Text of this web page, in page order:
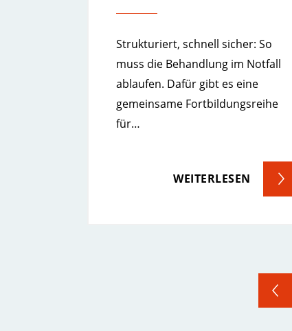
Strukturiert, schnell sicher: So
muss die Behandlung im Notfall
ablaufen. Dafür gibt es eine
gemeinsame Fortbildungsreihe
für…
WEITERLESEN